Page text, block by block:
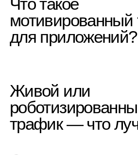
+7 987 276-06-75
aso@it-agency.ru
Положение о конфиденциальности
IT-Agency, 2004–2026
г. Москва, Пресненская набережная, д. 12.
Москва-Сити, башня «Федерация-Восток»,